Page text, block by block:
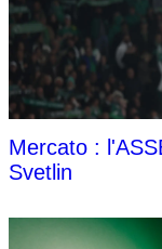
Mercato :
Svetlin